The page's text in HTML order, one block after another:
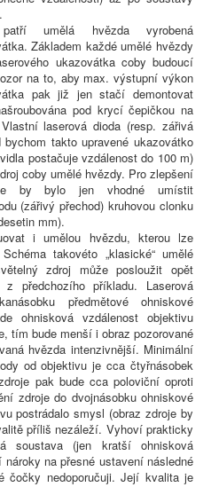
umělá hvězda vyrobená
Základem každé umělé hvězdy
ukazovátka coby budoucí
na to, aby max. výstupní výkon
pak již jen stačí demontovat
pod krycí čepičkou na
laserová dioda (resp. zářivá
takto upravené ukazovátko
postačuje vzdálenost do 100 m)
coby umělé hvězdy. Pro zlepšení
by bylo jen vhodné umístit
(zářivý přechod) kruhovou clonku
mm).
i umělou hvězdu, kterou lze
takovéto „klasické“ umělé
zdroj může posloužit opět
z předchozího příkladu. Laserová
předmětové ohniskové
ohnisková vzdálenost objektivu
tím bude menší i obraz pozorované
hvězda intenzivnější. Minimální
od objektivu je cca čtyřnásobek
pak bude cca poloviční oproti
zdroje do dvojnásobku ohniskové
postrádalo smysl (obraz zdroje by
příliš nezáleží. Vyhoví prakticky
soustava (jen kratší ohnisková
na přesné ustavení následné
čočky nedoporučuji. Její kvalita je